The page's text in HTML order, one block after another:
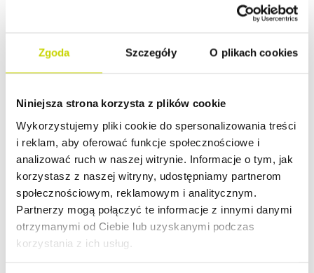
Zgoda Szczegóły O plikach cookies
Niniejsza strona korzysta z plików cookie
Wykorzystujemy pliki cookie do spersonalizowania treści
i reklam, aby oferować funkcje społecznościowe i
analizować ruch w naszej witrynie. Informacje o tym, jak
korzystasz z naszej witryny, udostępniamy partnerom
społecznościowym, reklamowym i analitycznym.
Partnerzy mogą połączyć te informacje z innymi danymi
otrzymanymi od Ciebie lub uzyskanymi podczas
korzystania z ich usług.